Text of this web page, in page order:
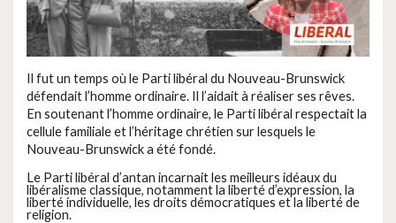
Il fut un temps où le Parti libéral du Nouveau-Brunswick
défendait l’homme ordinaire. Il l’aidait à réaliser ses rêves.
En soutenant l’homme ordinaire, le Parti libéral respectait la
cellule familiale et l’héritage chrétien sur lesquels le
Nouveau-Brunswick a été fondé.
Le Parti libéral d’antan incarnait les meilleurs idéaux du
libéralisme classique, notamment la liberté d’expression, la
liberté individuelle, les droits démocratiques et la liberté de
religion.